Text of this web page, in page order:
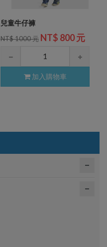
兒童牛仔褲
NT$ 1000 元 NT$ 800 元
加入購物車